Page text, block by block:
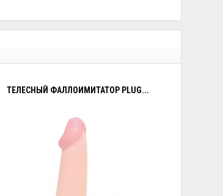
ТЕЛЕСНЫЙ ФАЛЛОИМИТАТОР PLUG...